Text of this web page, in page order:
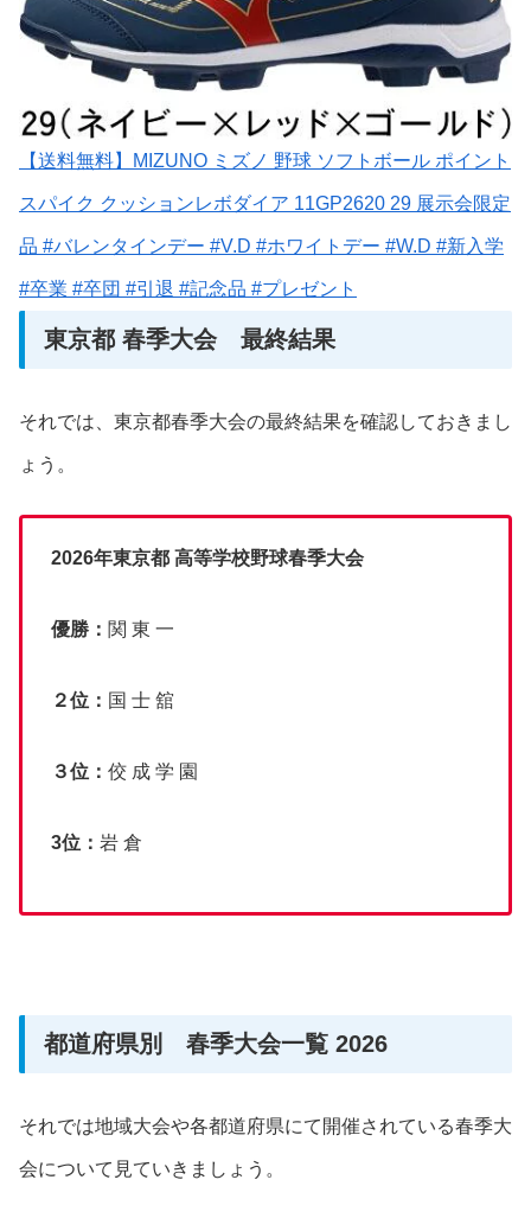
【送料無料】MIZUNO ミズノ 野球 ソフトボール ポイント
スパイク クッションレボダイア 11GP2620 29 展示会限定
品 #バレンタインデー #V.D #ホワイトデー #W.D #新入学
#卒業 #卒団 #引退 #記念品 #プレゼント
東京都 春季大会 最終結果
それでは、東京都春季大会の最終結果を確認しておきまし
ょう。
2026年東京都 高等学校野球春季大会
優勝： 関 東 一
２位： 国 士 舘
３位： 佼 成 学 園
3位： 岩 倉
都道府県別 春季大会一覧 2026
それでは地域大会や各都道府県にて開催されている春季大
会について見ていきましょう。